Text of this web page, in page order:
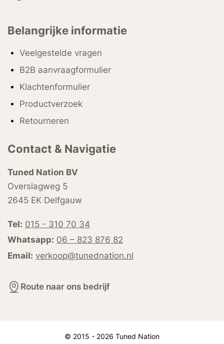
Belangrijke informatie
Veelgestelde vragen
B2B aanvraagformulier
Klachtenformulier
Productverzoek
Retourneren
Contact & Navigatie
Tuned Nation BV
Overslagweg 5
2645 EK Delfgauw
Tel: 015 - 310 70 34
Whatsapp: 06 – 823 876 82
Email: verkoop@tunednation.nl
Route naar ons bedrijf
© 2015 - 2026 Tuned Nation